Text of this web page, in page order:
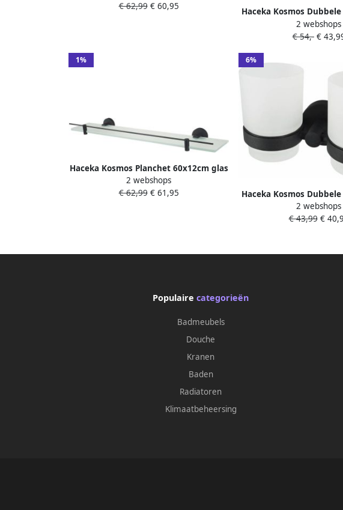
€ 62,99€ 60,95
Haceka Kosmos
glas mat wit
2 webshops
€ 54,-€
1%
Haceka Kosmos Planchet 60x12cm glas
mat zwart 1208621
2 webshops
€ 62,99€ 61,95
6%
Haceka Kosmos
glas mat zwart
2 webshops
€ 43,99€
Populaire categorieën
Badmeubels
Douche
Kranen
Baden
Radiatoren
Klimaatbeheersing